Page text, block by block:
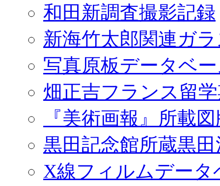
和田新調査撮影記録
新海竹太郎関連ガ
写真原板データベ
畑正吉フランス留
『美術画報』所載
黒田記念館所蔵黒
X線フィルムデータ